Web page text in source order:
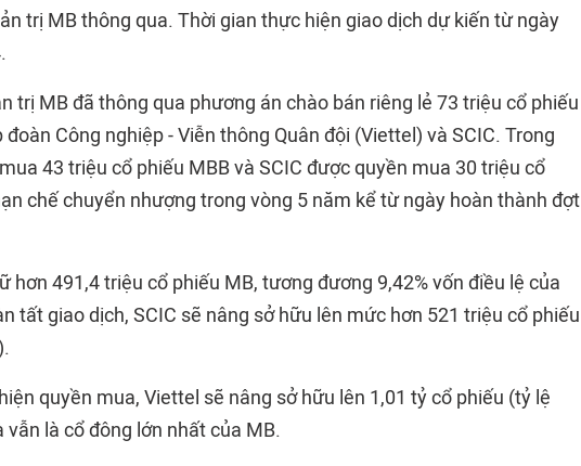
trị MB thông qua. Thời gian thực hiện giao dịch dự kiến từ ngày
trị MB đã thông qua phương án chào bán riêng lẻ 73 triệu cổ phiếu
Công nghiệp - Viễn thông Quân đội (Viettel) và SCIC. Trong
43 triệu cổ phiếu MBB và SCIC được quyền mua 30 triệu cổ
chế chuyển nhượng trong vòng 5 năm kể từ ngày hoàn thành đợt
hơn 491,4 triệu cổ phiếu MB, tương đương 9,42% vốn điều lệ của
tất giao dịch, SCIC sẽ nâng sở hữu lên mức hơn 521 triệu cổ phiếu
quyền mua, Viettel sẽ nâng sở hữu lên 1,01 tỷ cổ phiếu (tỷ lệ
vẫn là cổ đông lớn nhất của MB.